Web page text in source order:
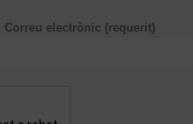
Correu electrònic (requerit)